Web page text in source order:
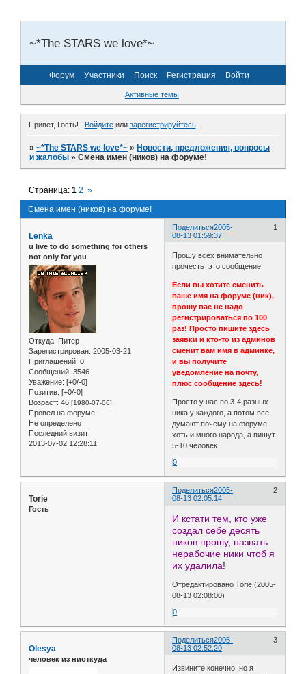
~*The STARS we love*~
Форум Участники Поиск Регистрация Войти
Активные темы
Привет, Гость! Войдитеили зарегистрируйтесь.
»~*The STARS we love*~ »Новости, предложения, вопросы
и жалобы »Смена имен (ников) на форуме!
Смена имен (ников) на форуме!
Страница:1 2 »
Поделиться 1
2005-
08-13 01:59:37
Lenka
u live to do something for others
not only for you
Откуда: Питер
Зарегистрирован: 2005-03-21
Приглашений: 0
Сообщений: 3546
Уважение: [+0/-0]
Позитив: [+0/-0]
Возраст: 46 [1980-07-06]
Провел на форуме:
Не определено
Последний визит:
2013-07-02 12:28:11
Прошу всех внимательно
прочесть это сообщение!
Если вы хотите сменить
ваше имя на форуме (ник),
прошу вас не надо
регистрироваться по 100
раз! Просто пишите здесь
заявки и кто-то из админов
сменит вам имя в админке,
и вы получите
уведомление на почту,
плюс сообщение здесь!
Просто у нас по 3-4 разных
ника у каждого, а потом все
думают почему на форуме
хоть и много народа, а пишут
5-10 человек.
0
Поделиться 2
2005-
08-13 02:05:14
Torie
Гость
И кстати тем, кто уже
создал себе десять
ников прошу, назвать
нерабочие ники чтоб я
их удалила!
Отредактировано Torie (2005-
08-13 02:08:00)
0
Поделиться 3
2005-
08-13 02:52:20
Olesya
человек из ниоткуда
Извините,конечно, но я